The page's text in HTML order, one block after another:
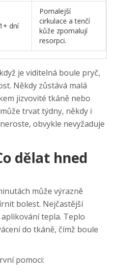
dní
Pomalejší
cirkulace a tenčí
kůže zpomalují
resorpci.
je viditelná boule pryč,
Někdy zůstává malá
jizvovité tkáně nebo
trvat týdny, někdy i
obvykle nevyžaduje
dělat hned
může výrazně
bolest. Nejčastější
tepla. Teplo
do tkáně, čímž boule
pomoci: